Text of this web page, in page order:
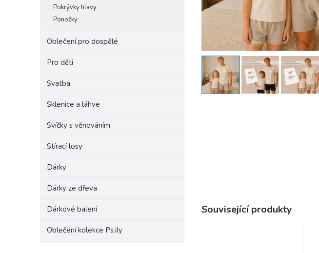
Pokrývky hlavy
Ponožky
Oblečení pro dospělé
Pro děti
Svatba
Sklenice a láhve
Svíčky s věnováním
Stírací losy
Dárky
Dárky ze dřeva
Dárkové balení
Oblečení kolekce Ps.ily
Související produkty